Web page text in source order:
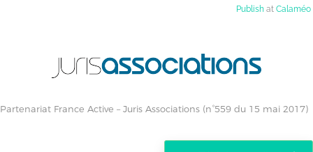
Publishat Calaméo
Partenariat France Active – Juris Associations (n°559 du 15 mai 2017)